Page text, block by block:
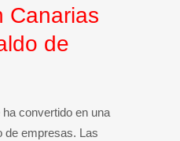
Canarias
de
ha convertido en una
de empresas. Las